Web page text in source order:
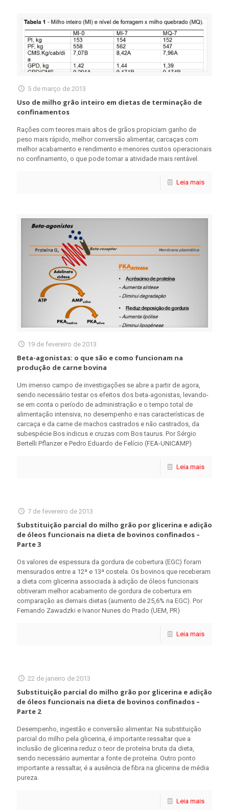
5 de março de 2013
Uso de milho grão inteiro em dietas de terminação de
confinamentos
Rações com teores mais altos de grãos propiciam ganho de
peso mais rápido, melhor conversão alimentar, carcaças com
melhor acabamento e rendimento e menores custos operacionais
no confinamento, o que pode tornar a atividade mais rentável.
Leia mais
19 de fevereiro de 2013
Beta-agonistas: o que são e como funcionam na
produção de carne bovina
Um imenso campo de investigações se abre a partir de agora,
sendo necessário testar os efeitos dos beta-agonistas, levando-
se em conta o período de administração e o tempo total de
alimentação intensiva, no desempenho e nas características de
carcaça e da carne de machos castrados e não castrados, da
subespécie Bos indicus e cruzas com Bos taurus. Por Sérgio
Bertelli Pflanzer e Pedro Eduardo de Felício (FEA-UNICAMP)
Leia mais
7 de fevereiro de 2013
Substituição parcial do milho grão por glicerina e adição
de óleos funcionais na dieta de bovinos confinados –
Parte 3
Os valores de espessura da gordura de cobertura (EGC) foram
mensurados entre a 12ª e 13ª costela. Os bovinos que receberam
a dieta com glicerina associada à adição de óleos funcionais
obtiveram melhor acabamento de gordura de cobertura em
comparação as demais dietas (aumento de 25,6% na EGC). Por
Fernando Zawadzki e Ivanor Nunes do Prado (UEM, PR)
Leia mais
22 de janeiro de 2013
Substituição parcial do milho grão por glicerina e adição
de óleos funcionais na dieta de bovinos confinados –
Parte 2
Desempenho, ingestão e conversão alimentar. Na substituição
parcial do milho pela glicerina, é importante ressaltar que a
inclusão de glicerina reduz o teor de proteína bruta da dieta,
sendo necessário aumentar a fonte de proteína. Outro ponto
importante a ressaltar, é a ausência de fibra na glicerina de média
pureza.
Leia mais